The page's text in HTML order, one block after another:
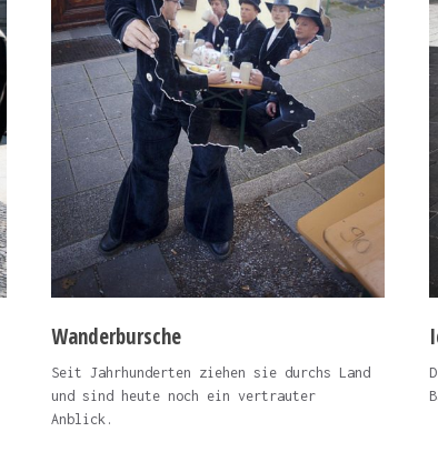
Wanderbursche
Seit Jahrhunderten ziehen sie durchs Land
und sind heute noch ein vertrauter
Anblick.